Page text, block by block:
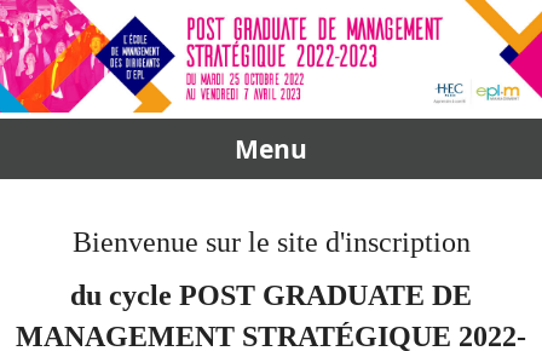
Menu
Bienvenue sur le site d'inscription
du cycle POST GRADUATE DE
MANAGEMENT STRATÉGIQUE 2022-